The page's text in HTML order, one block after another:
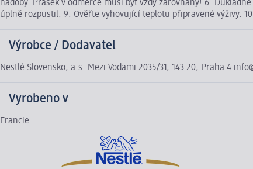
nádoby. Prášek v odměrce musí být vždy zarovnaný! 6.
úplně rozpustil. 9. Ověřte vyhovující teplotu připravené výživy.
Výrobce / Dodavatel
Nestlé Slovensko, a.s. Mezi Vodami 2035/31, 143 20, Praha 4
Vyrobeno v
Francie